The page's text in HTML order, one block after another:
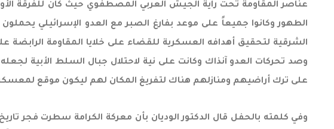
عناصر المقاومة تحت راية الجيش العربي المصطفوي حيث كان للفرقة
الطهور وكانوا جميعاً على موعد بفارغ الصبر مع العدو الإسرائيلي
الشرقية لتحقيق أهدافه العسكرية للقضاء على خلايا المقاومة
وصد تحركات العدو آنذاك وكانت على نية لاحتلال جبال السلط الأبية
على ترك أراضيهم ومنازلهم هناك لتفريغ المكان لهم ليكون موقع
وفي كلمته بالحفل قال الدكتور الوديان بأن معركة الكرامة سطرت فجر